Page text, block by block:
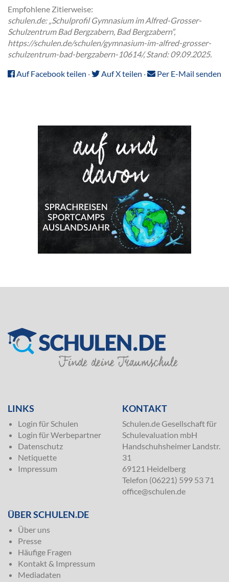
Empfohlene Zitierweise:
schulen.de: „Schulprofil Gymnasium im Alfred-Grosser-
Schulzentrum Bad Bergzabern, Bad Bergzabern“,
https://schulen.de/schulen/gymnasium-im-alfred-grosser-
schulzentrum-bad-bergzabern-10614/, Stand: 09.09.2025.
Auf Facebook teilen · Auf X teilen · Per E-Mail senden
LINKS
Login für Schulen
Login für Werbepartner
Datenschutz
Netiquette
Impressum
KONTAKT
Schulen.de Gesellschaft für
Schulevaluation mbH
Handschuhsheimer Landstr.
31
69121 Heidelberg
Telefon (06221) 599 53 71
office@schulen.de
ÜBER SCHULEN.DE
Über uns
Presse
Häufige Fragen
Kontakt & Impressum
Mediadaten